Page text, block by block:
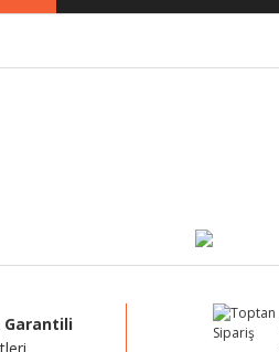
bulunuyor.
olmalı.
Garantili